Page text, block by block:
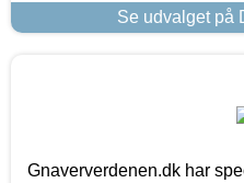
Se udvalget på
Gnaververdenen.dk har